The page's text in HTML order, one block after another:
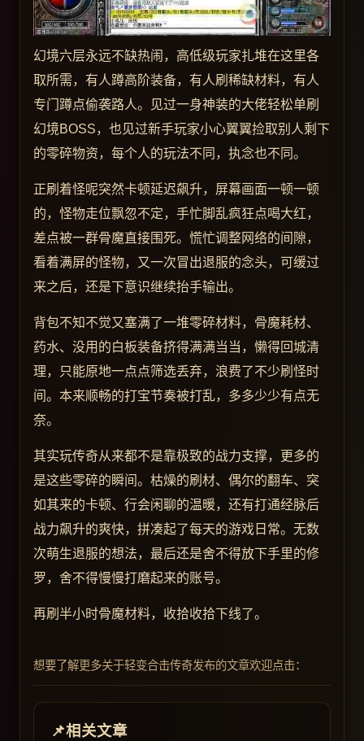
幻境六层永远不缺热闹，高低级玩家扎堆在这里各
取所需，有人蹲高阶装备，有人刷稀缺材料，有人
专门蹲点偷袭路人。见过一身神装的大佬轻松单刷
幻境BOSS，也见过新手玩家小心翼翼捡取别人剩下
的零碎物资，每个人的玩法不同，执念也不同。
正刷着怪呢突然卡顿延迟飙升，屏幕画面一顿一顿
的，怪物走位飘忽不定，手忙脚乱疯狂点喝大红，
差点被一群骨魔直接围死。慌忙调整网络的间隙，
看着满屏的怪物，又一次冒出退服的念头，可缓过
来之后，还是下意识继续抬手输出。
背包不知不觉又塞满了一堆零碎材料，骨魔耗材、
药水、没用的白板装备挤得满满当当，懒得回城清
理，只能原地一点点筛选丢弃，浪费了不少刷怪时
间。本来顺畅的打宝节奏被打乱，多多少少有点无
奈。
其实玩传奇从来都不是靠极致的战力支撑，更多的
是这些零碎的瞬间。枯燥的刷材、偶尔的翻车、突
如其来的卡顿、行会闲聊的温暖，还有打通经脉后
战力飙升的爽快，拼凑起了每天的游戏日常。无数
次萌生退服的想法，最后还是舍不得放下手里的修
罗，舍不得慢慢打磨起来的账号。
再刷半小时骨魔材料，收拾收拾下线了。
想要了解更多关于轻变合击传奇发布的文章欢迎点击：
相关文章